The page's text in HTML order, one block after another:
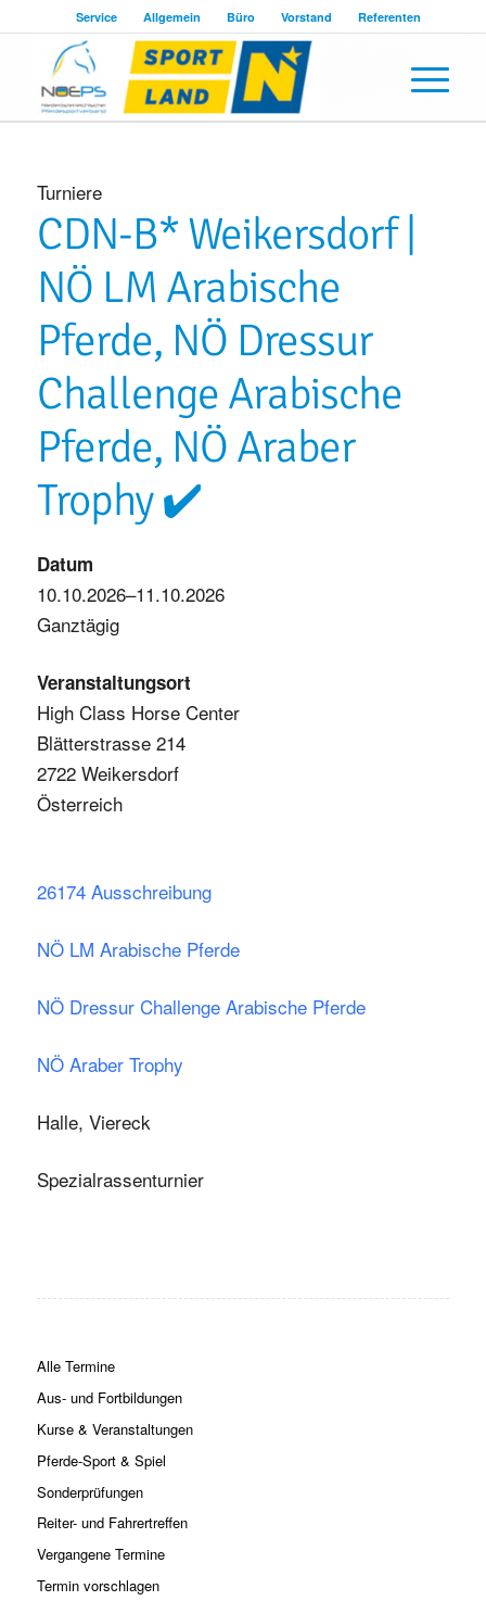
Service Allgemein Büro Vorstand Referenten
Turniere
CDN-B* Weikersdorf |
NÖ LM Arabische
Pferde, NÖ Dressur
Challenge Arabische
Pferde, NÖ Araber
Trophy ✔️
Datum
10.10.2026–11.10.2026
Ganztägig
Veranstaltungsort
High Class Horse Center
Blätterstrasse 214
2722 Weikersdorf
Österreich
26174 Ausschreibung
NÖ LM Arabische Pferde
NÖ Dressur Challenge Arabische Pferde
NÖ Araber Trophy
Halle, Viereck
Spezialrassenturnier
Alle Termine
Aus- und Fortbildungen
Kurse & Veranstaltungen
Pferde-Sport & Spiel
Sonderprüfungen
Reiter- und Fahrertreffen
Vergangene Termine
Termin vorschlagen